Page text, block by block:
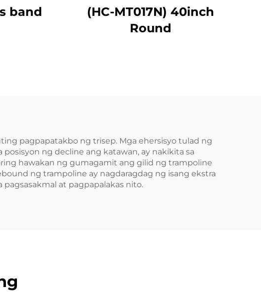
band
(HC-MT017N) 40inch
Round
pagpapatakbo ng trisep. Mga ehersisyo tulad ng
ng decline ang katawan, ay nakikita sa
hawakan ng gumagamit ang gilid ng trampoline
ng trampoline ay nagdaragdag ng isang ekstra
at pagpapalakas nito.